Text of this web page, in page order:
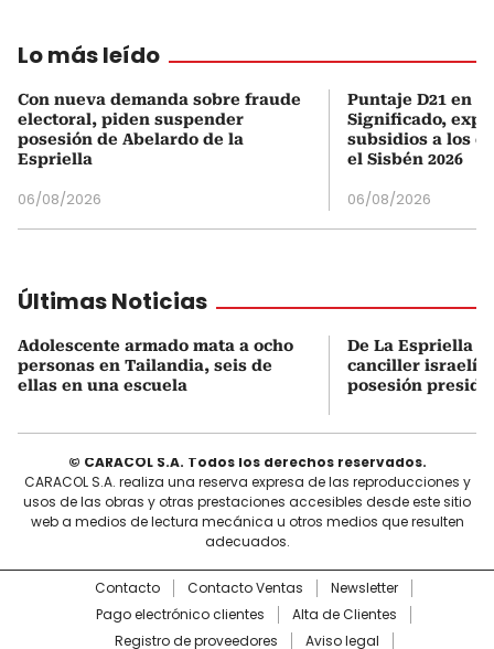
Lo más leído
Con nueva demanda sobre fraude
electoral, piden suspender
posesión de Abelardo de la
Espriella
06/08/2026
Puntaje D21 en
Significado,
subsidios a los
el Sisbén 2026
06/08/2026
Últimas Noticias
Adolescente armado mata a ocho
personas en Tailandia, seis de
ellas en una escuela
De La Espriella
canciller israelí
posesión
© CARACOL S.A. Todos los derechos reservados.
CARACOL S.A. realiza una reserva expresa de las reproducciones y
usos de las obras y otras prestaciones accesibles desde este sitio
web a medios de lectura mecánica u otros medios que resulten
adecuados.
Contacto Contacto Ventas
Newsletter
Pago electrónico clientes
Alta de Clientes
Registro de proveedores
Aviso legal